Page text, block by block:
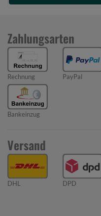
Zahlungsarten
Rechnung PayPal
Bankeinzug
Versand
DHL DPD